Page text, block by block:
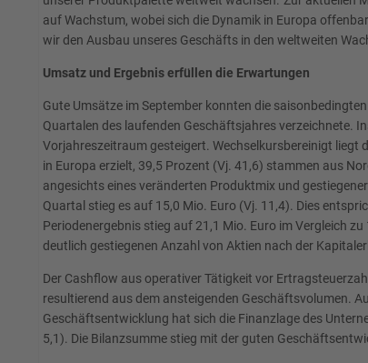
auf Wachstum, wobei sich die Dynamik in Europa
wir den Ausbau unseres Geschäfts in den weltweiten
Umsatz und Ergebnis erfüllen die Erwartungen
Gute Umsätze im September konnten die
Quartalen des laufenden Geschäftsjahres verzeichnete.
Vorjahreszeitraum gesteigert. Wechselkursbereinigt liegt
in Europa erzielt, 39,5 Prozent (Vj. 41,6) stammen aus
angesichts eines veränderten Produktmix und
Quartal stieg es auf 15,0 Mio. Euro (Vj. 11,4). Dies
Periodenergebnis stieg auf 21,1 Mio. Euro im Vergleich
deutlich gestiegenen Anzahl von Aktien nach der
Der Cashflow aus operativer Tätigkeit vor
resultierend aus dem ansteigenden Geschäftsvolumen.
Geschäftsentwicklung hat sich die Finanzlage des
5,1). Die Bilanzsumme stieg mit der guten